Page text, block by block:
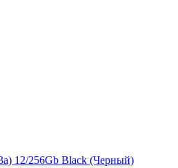
12/256Gb Black (Черный)